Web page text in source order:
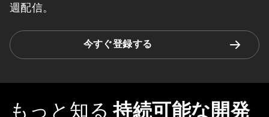
週配信。
今すぐ登録する
もっと知る 持続可能な開発